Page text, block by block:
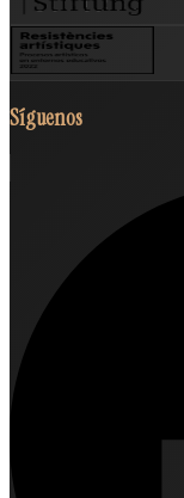
Síguenos